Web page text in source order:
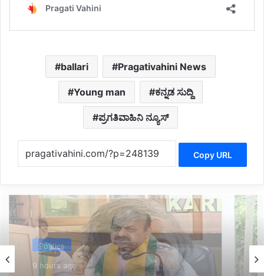
ballari Pragativahini News
Young man ಕನ್ನಡ ಸುದ್ದಿ
ಪ್ರಗತಿವಾಹಿನಿ ನ್ಯೂಸ್
Copy URL
Politics
10 hours ago